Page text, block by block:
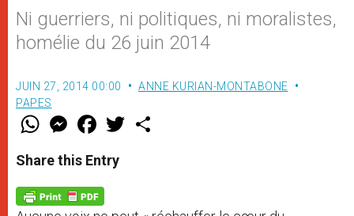
Ni guerriers, ni politiques, ni moralistes,
homélie du 26 juin 2014
JUIN 27, 2014 00:00
ANNE KURIAN-MONTABONE
PAPES
W
t
s
p
p
M
e
s
e
g
e
F
a
e
b
o
k
w
Share this Entry